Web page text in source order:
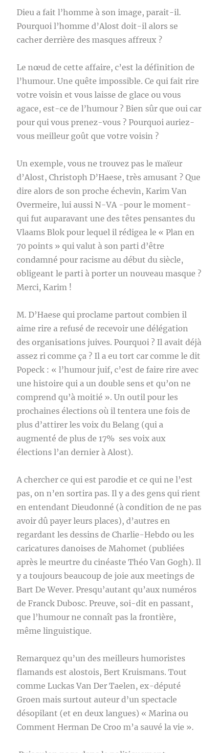
Dieu a fait l’homme à son image, parait-il.
Pourquoi l’homme d’Alost doit-il alors se
cacher derrière des masques affreux ?
Le nœud de cette affaire, c’est la définition de
l’humour. Une quête impossible. Ce qui fait rire
votre voisin et vous laisse de glace ou vous
agace, est-ce de l’humour ? Bien sûr que oui car
pour qui vous prenez-vous ? Pourquoi auriez-
vous meilleur goût que votre voisin ?
Un exemple, vous ne trouvez pas le maïeur
d’Alost, Christoph D’Haese, très amusant ? Que
dire alors de son proche échevin, Karim Van
Overmeire, lui aussi N-VA -pour le moment-
qui fut auparavant une des têtes pensantes du
Vlaams Blok pour lequel il rédigea le « Plan en
70 points » qui valut à son parti d’être
condamné pour racisme au début du siècle,
obligeant le parti à porter un nouveau masque ?
Merci, Karim !
M. D’Haese qui proclame partout combien il
aime rire a refusé de recevoir une délégation
des organisations juives. Pourquoi ? Il avait déjà
assez ri comme ça ? Il a eu tort car comme le dit
Popeck : « l’humour juif, c’est de faire rire avec
une histoire qui a un double sens et qu’on ne
comprend qu’à moitié ». Un outil pour les
prochaines élections où il tentera une fois de
plus d’attirer les voix du Belang (qui a
augmenté de plus de 17% ses voix aux
élections l’an dernier à Alost).
A chercher ce qui est parodie et ce qui ne l’est
pas, on n’en sortira pas. Il y a des gens qui rient
en entendant Dieudonné (à condition de ne pas
avoir dû payer leurs places), d’autres en
regardant les dessins de Charlie-Hebdo ou les
caricatures danoises de Mahomet (publiées
après le meurtre du cinéaste Théo Van Gogh). Il
y a toujours beaucoup de joie aux meetings de
Bart De Wever. Presqu’autant qu’aux numéros
de Franck Dubosc. Preuve, soi-dit en passant,
que l’humour ne connaît pas la frontière,
même linguistique.
Remarquez qu’un des meilleurs humoristes
flamands est alostois, Bert Kruismans. Tout
comme Luckas Van Der Taelen, ex-député
Groen mais surtout auteur d’un spectacle
désopilant (et en deux langues) « Marina ou
Comment Herman De Croo m’a sauvé la vie ».